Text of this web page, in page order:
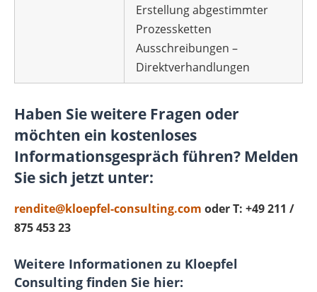
Erstellung abgestimmter
Prozessketten
Ausschreibungen –
Direktverhandlungen
Haben Sie weitere Fragen oder
möchten ein kostenloses
Informationsgespräch führen? Melden
Sie sich jetzt unter:
rendite@kloepfel-consulting.com oder T: +49 211 /
875 453 23
Weitere Informationen zu Kloepfel
Consulting finden Sie hier: